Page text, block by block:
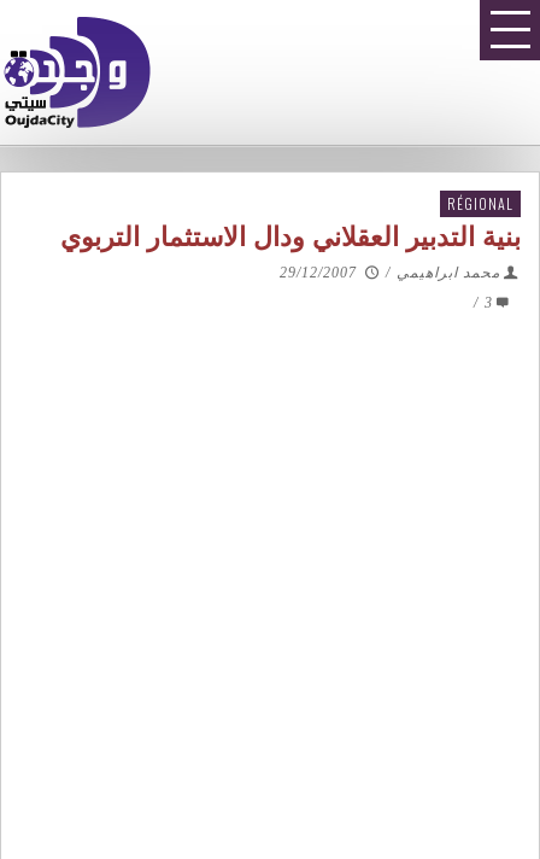
RÉGIONAL
بنية التدبير العقلاني ودال الاستثمار التربوي
محمد ابراهيمي /
29/12/2007
3
/